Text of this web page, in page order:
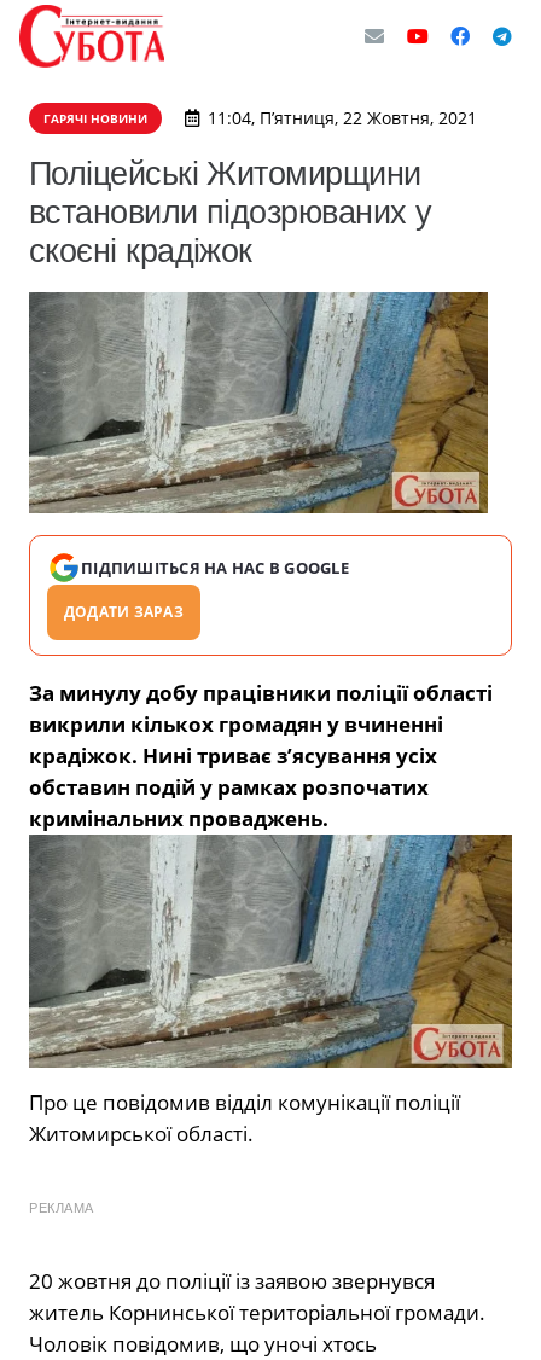
ГАРЯЧІ НОВИНИ 11:04, П’ятниця, 22 Жовтня, 2021
Поліцейські Житомирщини
встановили підозрюваних у
скоєні крадіжок
ПІДПИШІТЬСЯ НА НАС В GOOGLE
ДОДАТИ ЗАРАЗ
За минулу добу працівники поліції області
викрили кількох громадян у вчиненні
крадіжок. Нині триває з’ясування усіх
обставин подій у рамках розпочатих
кримінальних проваджень.
Про це повідомив відділ комунікації поліції
Житомирської області.
РЕКЛАМА
20 жовтня до поліції із заявою звернувся
житель Корнинської територіальної громади.
Чоловік повідомив, що уночі хтось